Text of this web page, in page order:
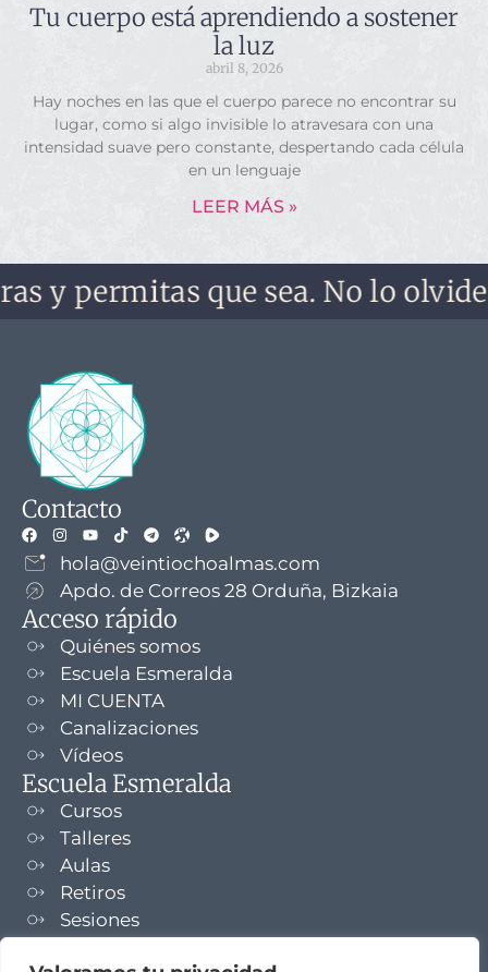
Tu cuerpo está aprendiendo a sostener
la luz
abril 8, 2026
Hay noches en las que el cuerpo parece no encontrar su
lugar, como si algo invisible lo atravesara con una
intensidad suave pero constante, despertando cada célula
en un lenguaje
LEER MÁS »
que sea. No lo olvides, no
Contacto
hola@veintiochoalmas.com
Apdo. de Correos 28 Orduña, Bizkaia
Acceso rápido
Quiénes somos
Escuela Esmeralda
MI CUENTA
Canalizaciones
Vídeos
Escuela Esmeralda
Cursos
Talleres
Aulas
Retiros
Sesiones